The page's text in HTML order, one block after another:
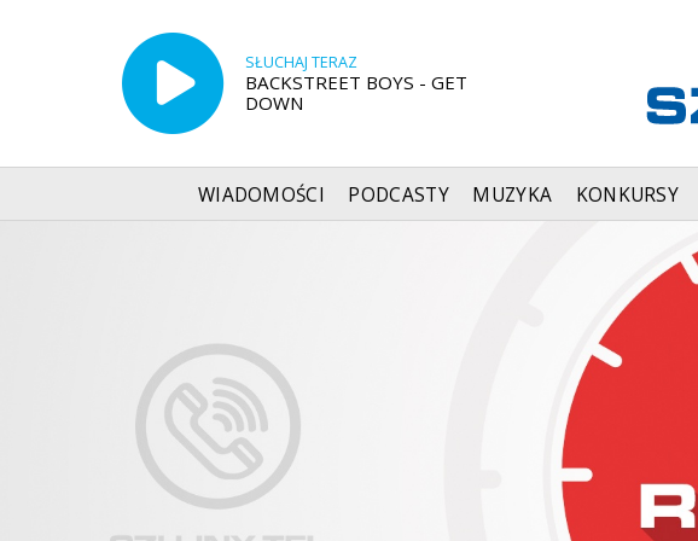
SŁUCHAJ TERAZ
BACKSTREET BOYS - GET
DOWN
WIADOMOŚCI PODCASTY MUZYKA KONKURSY